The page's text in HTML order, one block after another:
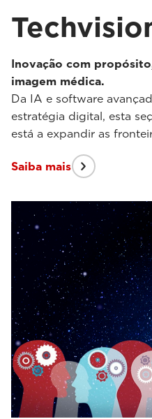
Inovação com
imagem médica.
Da IA e software
estratégia digital, esta
está a expandir as
Saiba mais